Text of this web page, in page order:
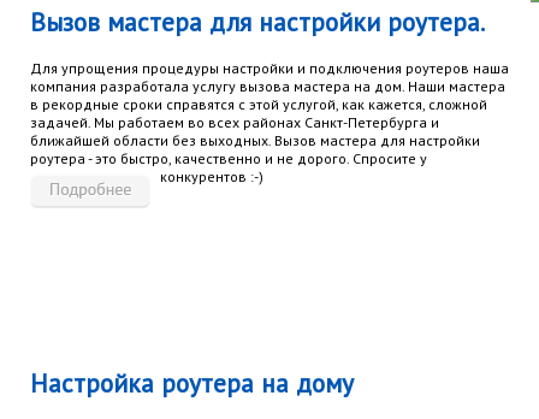
Вызов мастера для настройки роутера.
Для упрощения процедуры настройки и подключения роутеров наша
компания разработала услугу вызова мастера на дом. Наши мастера
в рекордные сроки справятся с этой услугой, как кажется, сложной
задачей. Мы работаем во всех районах Санкт-Петербурга и
ближайшей области без выходных. Вызов мастера для настройки
роутера - это быстро, качественно и не дорого. Спросите у
конкурентов :-)
Настройка роутера на дому